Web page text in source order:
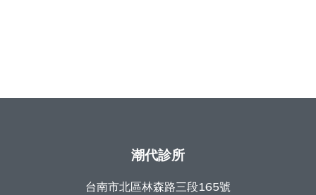
潮代診所
台南市北區林森路三段165號